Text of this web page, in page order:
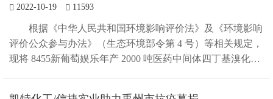
2022-10-19 11593
根据《中华人民共和国环境影响评价法》及《环境影响
评价公众参与办法》（生态环境部令第 4 号）等相关规定，
现将 8455新葡萄娱乐年产 2000 吨医药中间体四丁基溴化铵